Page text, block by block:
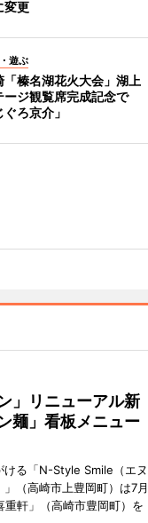
変更
遊ぶ
「榛名湖花火大会」湖上
ージ観覧席完成記念で
ぐろ京介」
」リニューアル新
麺」看板メニュー
ける「N-Style Smile（エヌ
」（高崎市上豊岡町）は7月
重軒」（高崎市豊岡町）を